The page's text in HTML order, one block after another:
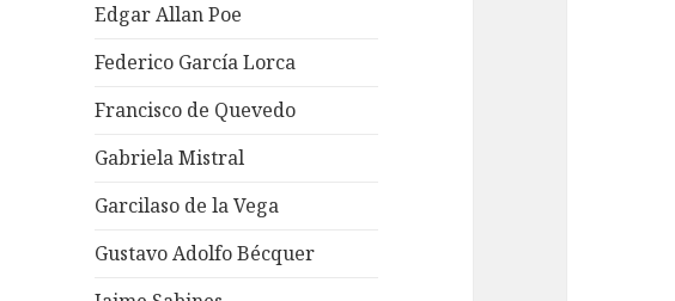
Edgar Allan Poe
Federico García Lorca
Francisco de Quevedo
Gabriela Mistral
Garcilaso de la Vega
Gustavo Adolfo Bécquer